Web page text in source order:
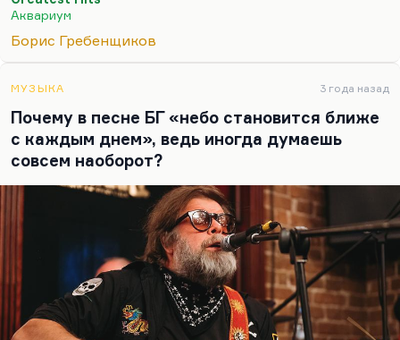
наиболее точно сегодняшнее состояние давно
ещё (в 1996 году) охарактеризовано в «Снежном
льве» «Древнерусской тоской».
Аквариум
Борис Гребенщиков
МУЗЫКА 3 года назад
Почему в песне БГ «небо становится ближе
с каждым днем», ведь иногда думаешь
совсем наоборот?